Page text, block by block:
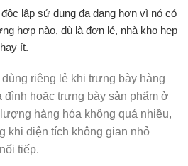
lập sử dụng đa dạng hơn vì nó có
hợp nào, dù là đơn lẻ, nhà kho hẹp
ít.
riêng lẻ khi trưng bày hàng
đình hoặc trưng bày sản phẩm ở
hàng hóa không quá nhiều,
khi diện tích không gian nhỏ
tiếp.